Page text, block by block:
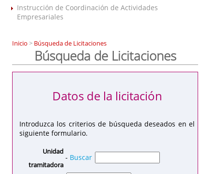
Instrucción de Coordinación de Actividades
Empresariales
Inicio > Búsqueda de Licitaciones
Búsqueda de Licitaciones
Introduzca los criterios de búsqueda deseados en el
siguiente formulario.
Datos de la licitación
Unidad
tramitadora
- Buscar